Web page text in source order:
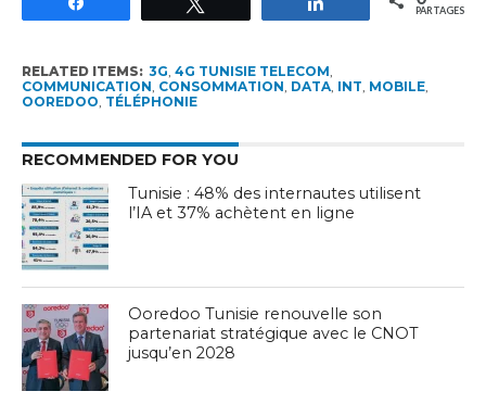
PARTAGES
RELATED ITEMS: 3G 4G TUNISIE TELECOM
COMMUNICATION CONSOMMATION DATA, INT MOBILE,
OOREDOO TÉLÉPHONIE
RECOMMENDED FOR YOU
Tunisie : 48% des internautes utilisent
l’IA et 37% achètent en ligne
Ooredoo Tunisie renouvelle son
partenariat stratégique avec le CNOT
jusqu’en 2028